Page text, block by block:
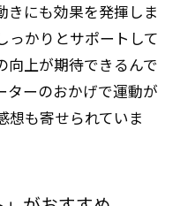
きにも効果を発揮しま
っかりとサポートして
向上が期待できるんで
ターのおかげで運動が
想も寄せられていま